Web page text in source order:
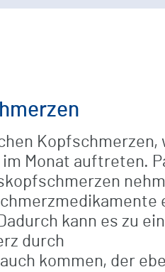
Kopfschmerzen,
im Monat auftreten.
kann es zu
durch
kommen, der